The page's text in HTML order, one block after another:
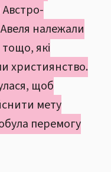
належали
які
християнство.
щоб
мету
перемогу